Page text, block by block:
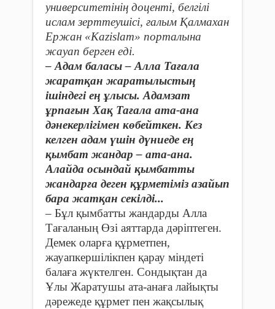
университетінің доценті, белгілі
ислам зерттеушісі, ғалым Қалмахан
Ержан «Kazislam» порталына
жауап берген еді.
– Адам баласы – Алла Тағала
жаратқан жаратылыстың
ішіндегі ең ұлысы. Адамзат
ұрпағын Хақ Тағала ата-ана
дәнекерлігімен көбейткен. Кез
келген адам үшін дүниеде ең
қымбат жандар – ата-ана.
Алайда осындай қымбатты
жандарға деген құрметіміз азайып
бара жатқан секілді...
– Бұл қымбатты жандарды Алла
Тағаланың Өзі аяттарда дәріптеген.
Демек оларға құрметпен,
жауапкершілікпен қарау міндеті
балаға жүктелген. Сондықтан да
Ұлы Жаратушы ата-анаға лайықты
дәрежеде құрмет пен жақсылық